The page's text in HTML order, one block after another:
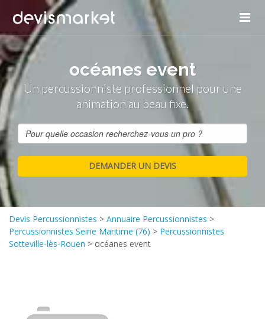
océanes event
Un percussionniste professionnel pour une
animation au beau fixe.
Devis Percussionnistes > Annuaire Percussionnistes >
Percussionnistes Seine Maritime (76) > Percussionnistes
Sotteville-lès-Rouen > océanes event